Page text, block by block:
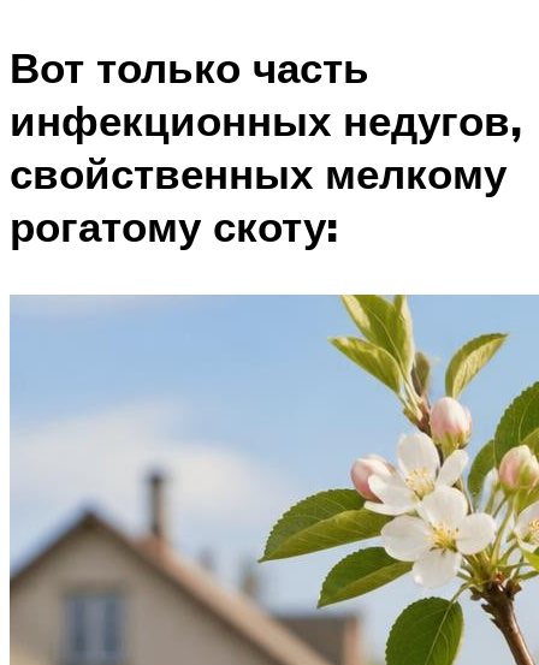
Вот только часть
инфекционных недугов,
свойственных мелкому
рогатому скоту: